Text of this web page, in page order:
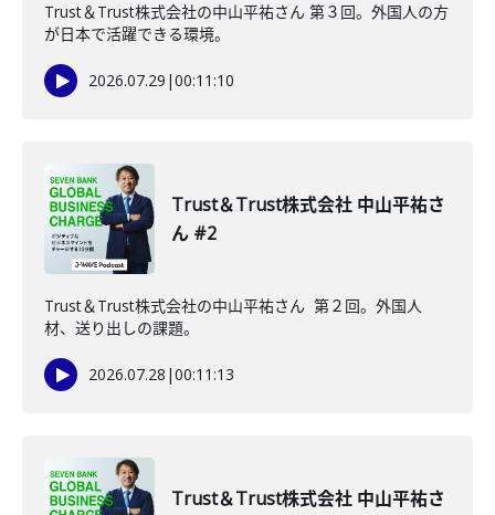
Trust＆Trust株式会社の中山平祐さん 第３回。外国人の方
が日本で活躍できる環境。
2026.07.29 |00:11:10
Trust＆Trust株式会社 中山平祐さ
ん #2
Trust＆Trust株式会社の中山平祐さん 第２回。外国人
材、送り出しの課題。
2026.07.28 |00:11:13
Trust＆Trust株式会社 中山平祐さ